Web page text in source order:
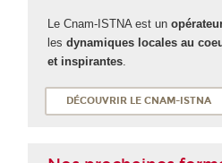
Le Cnam-ISTNA est un
lesdynamiques locales au
et inspirantes.
DÉCOUVRIR LE CNAM-ISTNA